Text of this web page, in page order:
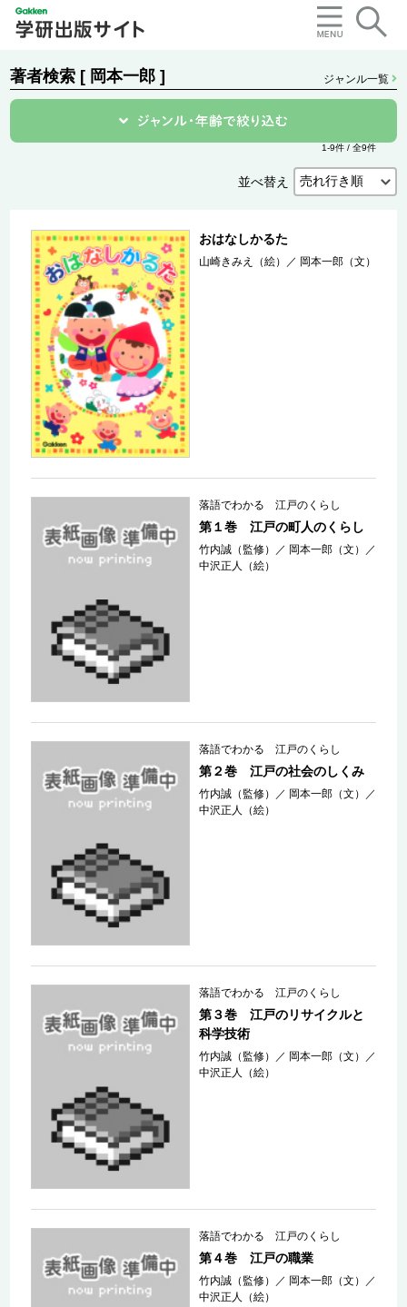
著者検索 [ 岡本一郎 ] ジャンル一覧
1-9件 / 全9件
並べ替え
おはなしかるた
山崎きみえ（絵） ／ 岡本一郎（文）
落語でわかる 江戸のくらし
第１巻 江戸の町人のくらし
竹内誠（監修） ／ 岡本一郎（文）
／
中沢正人（絵）
落語でわかる 江戸のくらし
第２巻 江戸の社会のしくみ
竹内誠（監修） ／ 岡本一郎（文）
／
中沢正人（絵）
落語でわかる 江戸のくらし
第３巻 江戸のリサイクルと
科学技術
竹内誠（監修） ／ 岡本一郎（文）
／
中沢正人（絵）
落語でわかる 江戸のくらし
第４巻 江戸の職業
竹内誠（監修） ／ 岡本一郎（文）
／
中沢正人（絵）